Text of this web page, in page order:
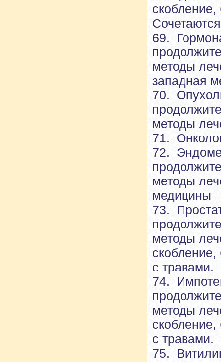
69.
методы
западная
70.
методы
71.
72.
методы
медицины
73.
методы
с травами.
74.
методы
с травами.
75.